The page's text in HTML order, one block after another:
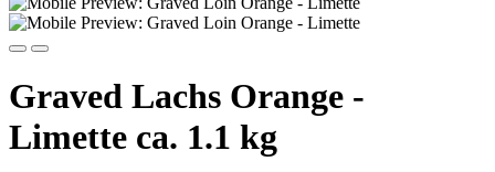
Graved Lachs Orange -
Limette ca. 1.1 kg